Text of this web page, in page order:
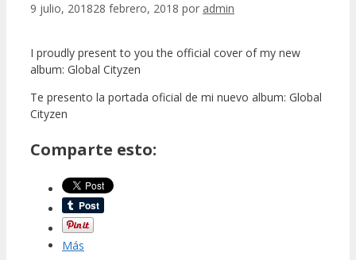
9 julio, 201828 febrero, 2018 por admin
I proudly present to you the official cover of my new
album: Global Cityzen
Te presento la portada oficial de mi nuevo album: Global
Cityzen
Comparte esto:
Más